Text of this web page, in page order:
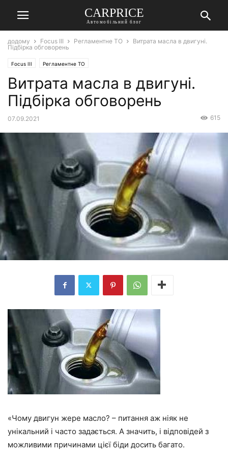
СARPRICE
Автомобільний блог
додому Focus III Регламентне ТО
Витрата масла в двигуні.
Підбірка обговорень
Focus III Регламентне ТО
Витрата масла в двигуні.
Підбірка обговорень
07.09.2021 615
«Чому двигун жере масло? – питання аж ніяк не
унікальний і часто задається. А значить, і відповідей з
можливими причинами цієї біди досить багато.